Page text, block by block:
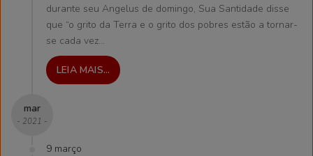
durante seu Angelus de domingo, Sua Santidade disse
que “o grito da Terra e o grito dos pobres estão a tornar-
se cada vez…
LEIA MAIS...
mar
- 2021 -
9 março